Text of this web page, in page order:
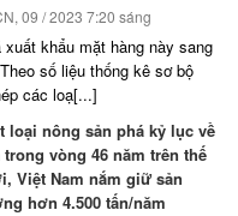
09 / 2023 7:20 sáng
xuất khẩu mặt hàng này sang
số liệu thống kê sơ bộ
các loạ[...]
loại nông sản phá kỷ lục về
trong vòng 46 năm trên thế
Việt Nam nắm giữ sản
hơn 4.500 tấn/năm